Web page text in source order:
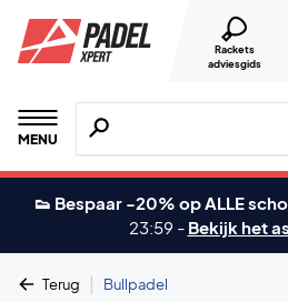
Rackets
adviesgids
MENU
Zoeken naar producten,
👟 Bespaar -20% op ALLE
23:59 - Bekijk het
Terug | Bullpadel